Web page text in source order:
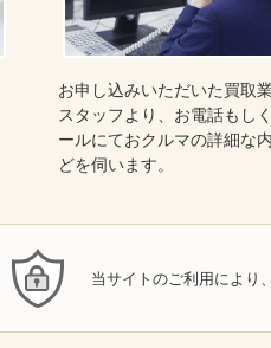
お申し込みいただいた買取
スタッフより、お電話もし
ールにておクルマの詳細な
どを伺います。
当サイトのご利用により